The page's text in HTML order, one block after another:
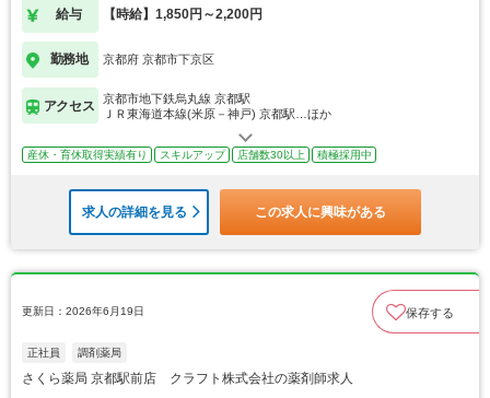
給与 【時給】1,850円～2,200円
勤務地 京都府 京都市下京区
アクセス
京都市地下鉄烏丸線 京都駅
ＪＲ東海道本線(米原－神戸) 京都駅…ほか
産休・育休取得実績有り スキルアップ 店舗数30以上 積極採用中
求人の詳細を見る この求人に興味がある
更新日：2026年6月19日 保存する
正社員 調剤薬局
さくら薬局 京都駅前店 クラフト株式会社の薬剤師求人